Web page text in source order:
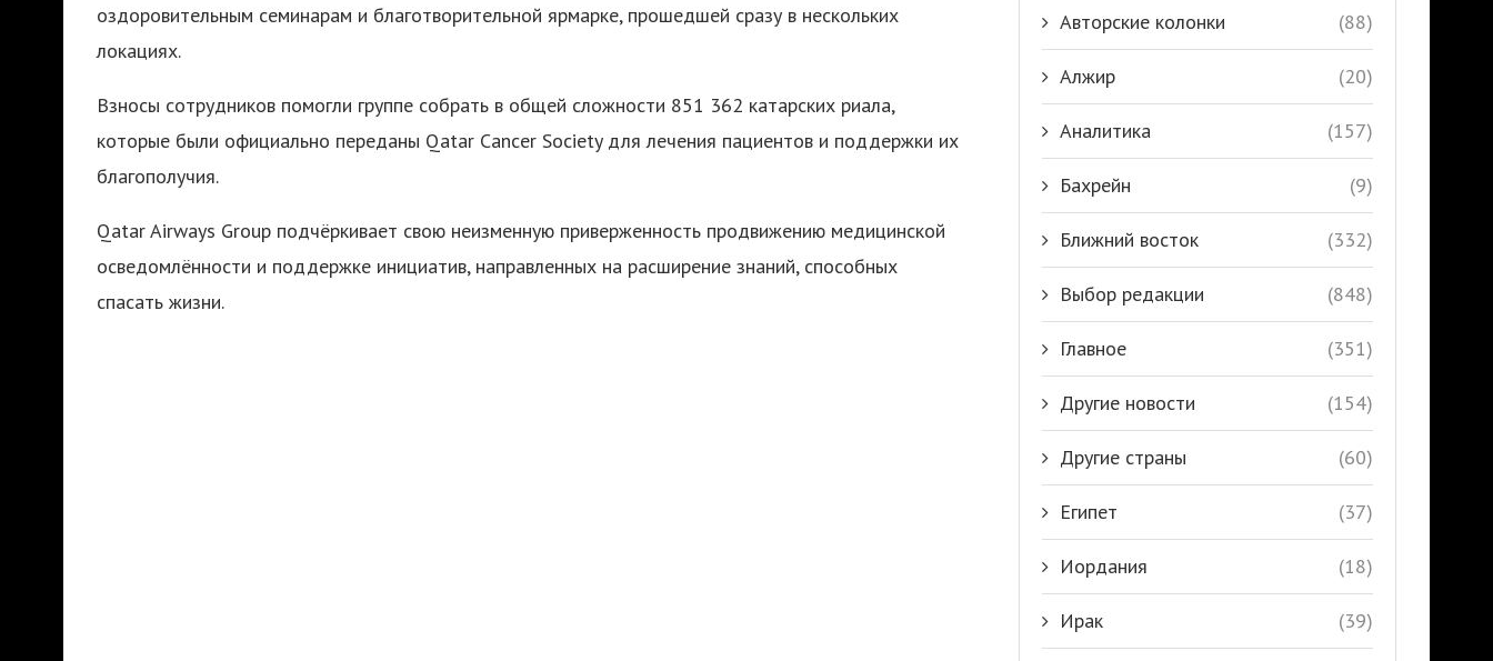
оздоровительным семинарам и благотворительной ярмарке, прошедшей сразу в нескольких
локациях.
Взносы сотрудников помогли группе собрать в общей сложности 851 362 катарских риала,
которые были официально переданы Qatar Cancer Society для лечения пациентов и поддержки их
благополучия.
Qatar Airways Group подчёркивает свою неизменную приверженность продвижению медицинской
осведомлённости и поддержке инициатив, направленных на расширение знаний, способных
спасать жизни.
Авторские колонки (88)
Алжир (20)
Аналитика (157)
Бахрейн (9)
Ближний восток (332)
Выбор редакции (848)
Главное (351)
Другие новости (154)
Другие страны (60)
Египет (37)
Иордания (18)
Ирак (39)